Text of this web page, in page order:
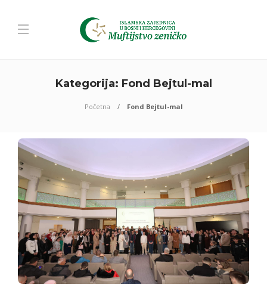
Kategorija: Fond Bejtul-mal
Početna Fond Bejtul-mal